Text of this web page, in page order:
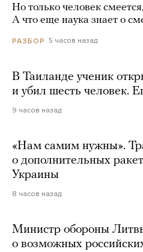
Но только человек
А что еще наука знает о
РАЗБОР 5 часов назад
В Таиланде ученик
и убил шесть человек.
9 часов назад
«Нам самим нужны».
о дополнительных
Украины
8 часов назад
Министр обороны
о возможных